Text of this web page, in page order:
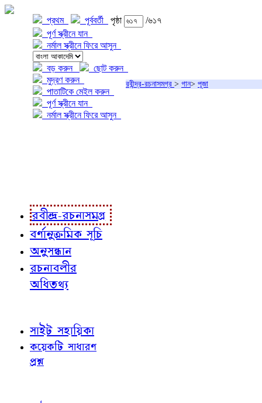
প্রথম পূর্ববর্তী পৃষ্ঠা
/৬১৭
পূর্ণ স্ক্রীনে যান
নর্মাল স্ক্রীনে ফিরে আসুন
বড় করুন
ছোট করুন
মুদ্রণ করুন
পাতাটিকে মেইল করুন
পূর্ণ স্ক্রীনে যান
নর্মাল স্ক্রীনে ফিরে আসুন
রবীন্দ্র-রচনাসমগ্র > গান> পূজা
রবীন্দ্র-রচনাসমগ্র
বর্ণানুক্রমিক সূচি
অনুসন্ধান
রচনাবলীর
অধিতথ্য
সাইট সহায়িকা
কয়েকটি সাধারণ
প্রশ্ন